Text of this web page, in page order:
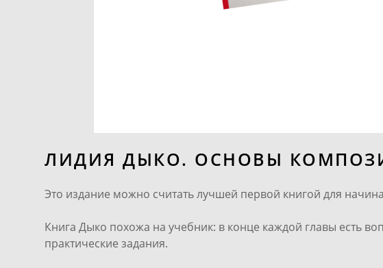
ЛИДИЯ ДЫКО. ОСНОВЫ
Это издание можно считать лучшей первой книгой для
Книга Дыко похожа на учебник: в конце каждой главы есть
практические задания.